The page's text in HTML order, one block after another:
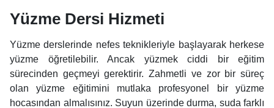
Yüzme Dersi Hizmeti
Yüzme derslerinde nefes teknikleriyle başlayarak herkese
yüzme öğretilebilir. Ancak yüzmek ciddi bir eğitim
sürecinden geçmeyi gerektirir. Zahmetli ve zor bir süreç
olan yüzme eğitimini mutlaka profesyonel bir yüzme
hocasından almalısınız. Suyun üzerinde durma, suda farklı